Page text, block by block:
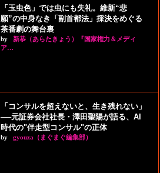
「玉虫色」では虫にも失礼。維新“悲
願”の中身なき「副首都法」採決をめぐる
茶番劇の舞台裏
by
新恭（あらたきょう）『国家権力＆メディ
ア…
「コンサルを超えないと、生き残れない」
──元証券会社社長・澤田聖陽が語る、AI
時代の"伴走型コンサル"の正体
by gyouza（まぐまぐ編集部）